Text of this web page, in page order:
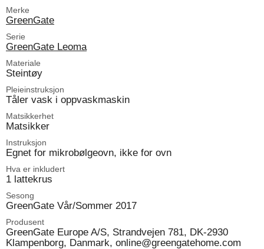
Merke
GreenGate
Serie
GreenGate Leoma
Materiale
Steintøy
Pleieinstruksjon
Tåler vask i oppvaskmaskin
Matsikkerhet
Matsikker
Instruksjon
Egnet for mikrobølgeovn, ikke for ovn
Hva er inkludert
1 lattekrus
Sesong
GreenGate Vår/Sommer 2017
Produsent
GreenGate Europe A/S, Strandvejen 781, DK-2930
Klampenborg, Danmark, online@greengatehome.com